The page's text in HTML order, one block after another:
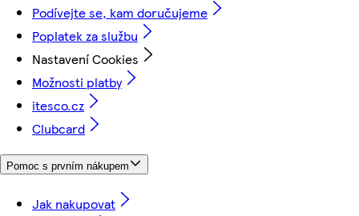
Podívejte se, kam doručujeme
Poplatek za službu
Nastavení Cookies
Možnosti platby
itesco.cz
Clubcard
Pomoc s prvním nákupem
Jak nakupovat